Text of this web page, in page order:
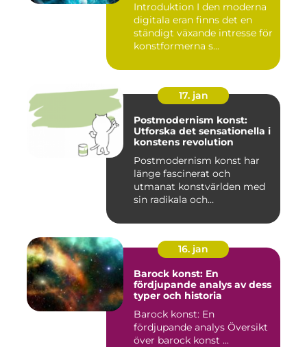
Introduktion I den moderna
digitala eran finns det en
ständigt växande intresse för
konstformerna s...
17. jan
Postmodernism konst:
Utforska det sensationella i
konstens revolution
Postmodernism konst har
länge fascinerat och
utmanat konstvärlden med
sin radikala och
16. jan
Barock konst: En
fördjupande analys av dess
typer och historia
Barock konst: En
fördjupande analys Översikt
över barock konst ...